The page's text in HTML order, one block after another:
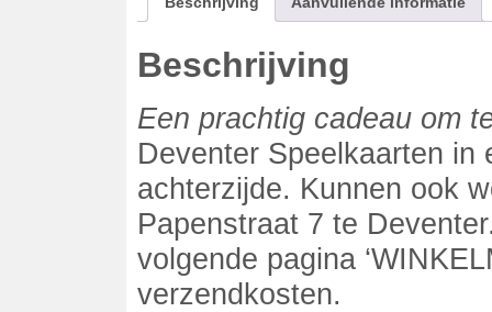
Beschrijving
Een prachtig cadeau om
Deventer Speelkaarten in
achterzijde. Kunnen ook
Papenstraat 7 te
volgende pagina
verzendkosten.